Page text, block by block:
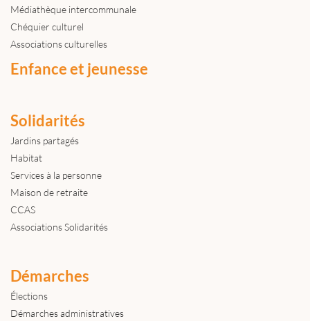
Médiathèque intercommunale
Chéquier culturel
Associations culturelles
Enfance et jeunesse
Solidarités
Jardins partagés
Habitat
Services à la personne
Maison de retraite
CCAS
Associations Solidarités
Démarches
Élections
Démarches administratives